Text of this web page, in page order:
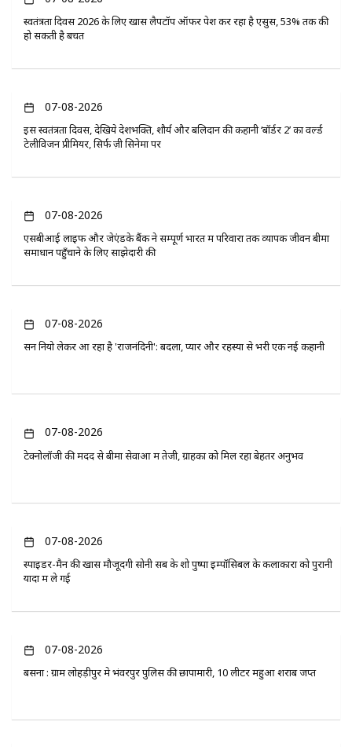
स्वतंत्रता दिवस 2026 के लिए खास लैपटॉप ऑफर पेश कर रहा है एसुस, 53% तक की
हो सकती है बचत
07-08-2026
इस स्वतंत्रता दिवस, देखिये देशभक्ति, शौर्य और बलिदान की कहानी ‘बॉर्डर 2’ का वर्ल्ड
टेलीविजन प्रीमियर, सिर्फ ज़ी सिनेमा पर
07-08-2026
एसबीआई लाइफ और जेएंडके बैंक ने सम्पूर्ण भारत में परिवारों तक व्यापक जीवन बीमा
समाधान पहुँचाने के लिए साझेदारी की
07-08-2026
सन नियो लेकर आ रहा है 'राजनंदिनी': बदला, प्यार और रहस्यों से भरी एक नई कहानी
07-08-2026
टेक्नोलॉजी की मदद से बीमा सेवाओं में तेजी, ग्राहकों को मिल रहा बेहतर अनुभव
07-08-2026
स्पाइडर-मैन की खास मौजूदगी सोनी सब के शो पुष्पा इम्पॉसिबल के कलाकारों को पुरानी
यादों में ले गई
07-08-2026
बसना : ग्राम लोहड़ीपुर मे भंवरपुर पुलिस की छापामारी, 10 लीटर महुआ शराब जप्त